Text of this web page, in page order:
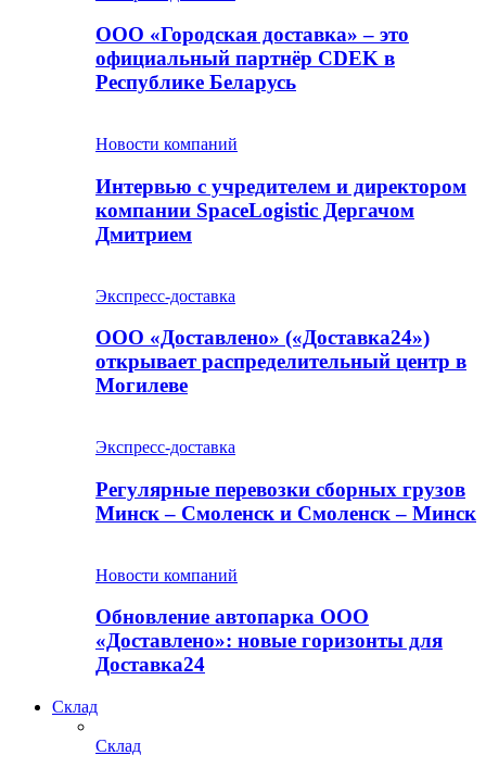
ООО «Городская доставка» – это
официальный партнёр CDEK в
Республике Беларусь
Новости компаний
Интервью с учредителем и директором
компании SpaceLogistic Дергачом
Дмитрием
Экспресс-доставка
ООО «Доставлено» («Доставка24»)
открывает распределительный центр в
Могилеве
Экспресс-доставка
Регулярные перевозки сборных грузов
Минск – Смоленск и Смоленск – Минск
Новости компаний
Обновление автопарка ООО
«Доставлено»: новые горизонты для
Доставка24
Склад
Склад